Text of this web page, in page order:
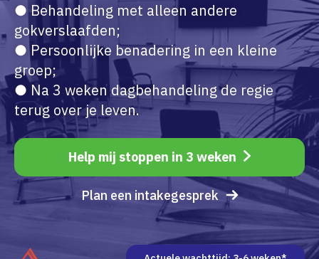
● Behandeling met alleen andere
gokverslaafden;
● Persoonlijke benadering in een kleine
groep;
● Na 3 weken dagbehandeling de regie
terug over je leven.
Help mij stoppen in 3 weken
Plan een intakegesprek